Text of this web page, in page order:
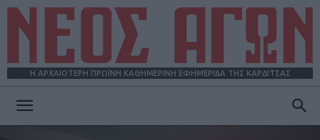
Η ΑΡΧΑΙΟΤΕΡΗ ΠΡΩΪΝΗ ΚΑΘΗΜΕΡΙΝΗ ΕΦΗΜΕΡΙΔΑ ΤΗΣ ΚΑΡΔΙΤΣΑΣ